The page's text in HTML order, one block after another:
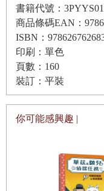
戰術素養
中場休息
小測驗
姆巴佩＆哈蘭德的
當他們第一次遇到彼此
什麼是足球數據？
場上數據表現？
書籍代號：
商品條碼EAN：
ISBN：
印刷：單色
頁數：160
裝訂：平裝
你可能感興趣 |